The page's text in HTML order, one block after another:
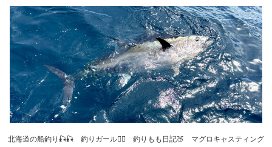
北海道の船釣り🎣🎣 釣りガール💁‍♀️ 釣りもも日記🍑 マグロキャスティング